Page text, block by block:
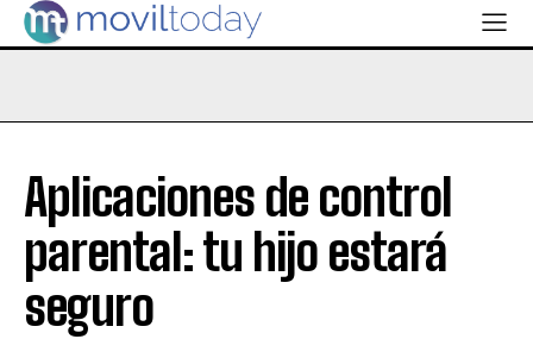
Aplicaciones de control
parental: tu hijo estará
seguro